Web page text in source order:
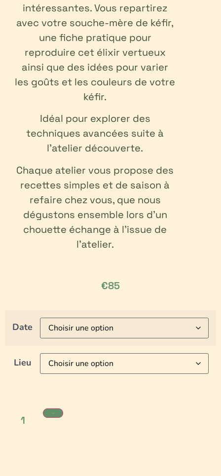
intéressantes. Vous repartirez
avec votre souche-mère de kéfir,
une fiche pratique pour
reproduire cet élixir vertueux
ainsi que des idées pour varier
les goûts et les couleurs de votre
kéfir.
Idéal pour explorer des
techniques avancées suite à
l’atelier découverte.
Chaque atelier vous propose des
recettes simples et de saison à
refaire chez vous, que nous
dégustons ensemble lors d’un
chouette échange à l’issue de
l’atelier.
€85
Date
Lieu